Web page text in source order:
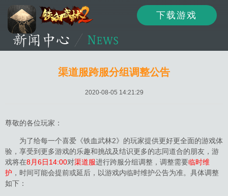
下载游戏
渠道服跨服分组调整公告
2020-08-05 14:21:29
尊敬的各位玩家：
为了给每一个喜爱《铁血武林2》的玩家提供更好更全面的游戏体
验，享受到更多游戏的乐趣和挑战及结识更多的志同道合的朋友，游
戏将在8月6日14:00对渠道服进行跨服分组调整，调整需要临时维
护 ，时间可能会提前或延后，以游戏内临时维护公告为准。具体调整
如下：
资讯
论坛 下载 客服